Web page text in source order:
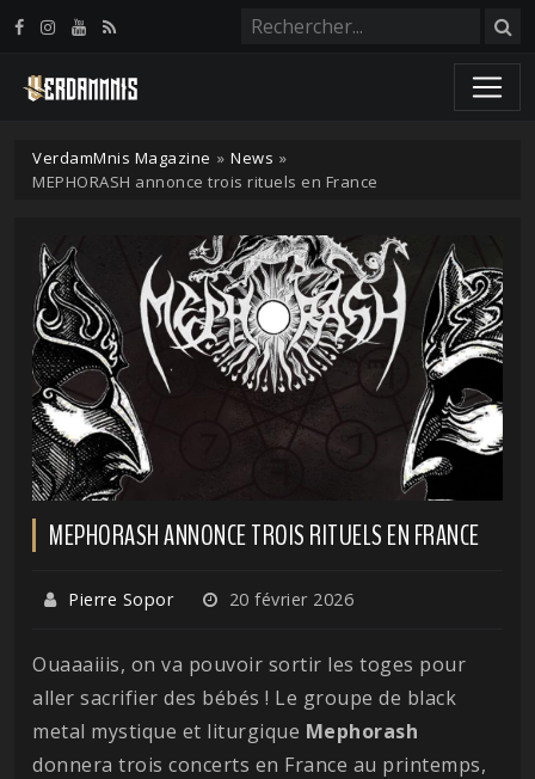
VerdamMnis Magazine » News »
MEPHORASH annonce trois rituels en France
MEPHORASH ANNONCE TROIS RITUELS EN FRANCE
Pierre Sopor 20 février 2026
Ouaaaiiis, on va pouvoir sortir les toges pour
aller sacrifier des bébés ! Le groupe de black
metal mystique et liturgique Mephorash
donnera trois concerts en France au printemps,
Panneau de gestion des cookies